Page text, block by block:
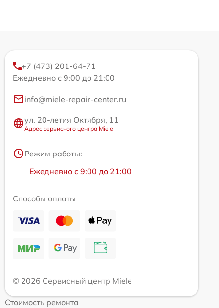
+7 (473) 201-64-71
Ежедневно с 9:00 до 21:00
info@miele-repair-center.ru
ул. 20-летия Октября, 11
Адрес сервисного центра Miele
Режим работы:
Ежедневно с 9:00 до 21:00
Способы оплаты
© 2026 Сервисный центр Miele
Стоимость ремонта